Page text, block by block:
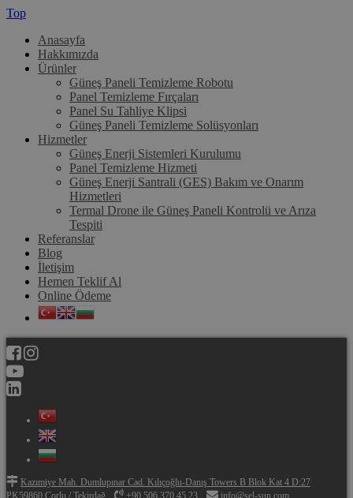
Top
Anasayfa
Hakkımızda
Ürünler
Güneş Paneli Temizleme Robotu
Panel Temizleme Fırçaları
Panel Su Tahliye Klipsi
Güneş Paneli Temizleme Solüsyonları
Hizmetler
Güneş Enerji Sistemleri Kurulumu
Panel Temizleme Hizmeti
Güneş Enerji Santrali (GES) Bakım ve Onarım
Hizmetleri
Termal Drone ile Güneş Paneli Kontrolü ve Arıza
Tespiti
Referanslar
Blog
İletişim
Hemen Teklif Al
Online Ödeme
Kazımiye Mah. Dumlupınar Cad. Kılıçoğlu-Danış Towers B Blok Kat 4 D:27
PK59860 Çorlu / Tekirdağ
+90 506 370 45 23 info@sel-sun.com